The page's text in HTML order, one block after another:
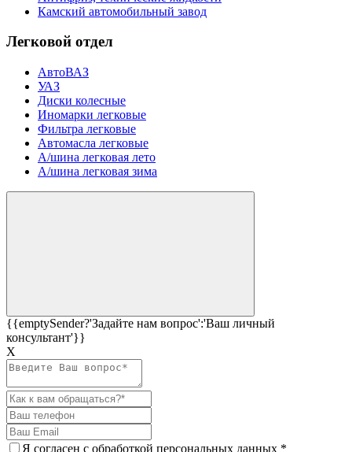
Камский автомобильный завод
Легковой отдел
АвтоВАЗ
УАЗ
Диски колесные
Иномарки легковые
Фильтра легковые
Автомасла легковые
А/шина легковая лето
А/шина легковая зима
{{emptySender?'Задайте нам вопрос':'Ваш личный
консультант'}}
Х
Я согласен c обработкой персональных данных *